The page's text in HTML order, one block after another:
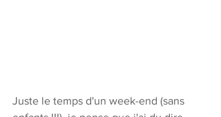
Juste le temps d'un week-end (sans